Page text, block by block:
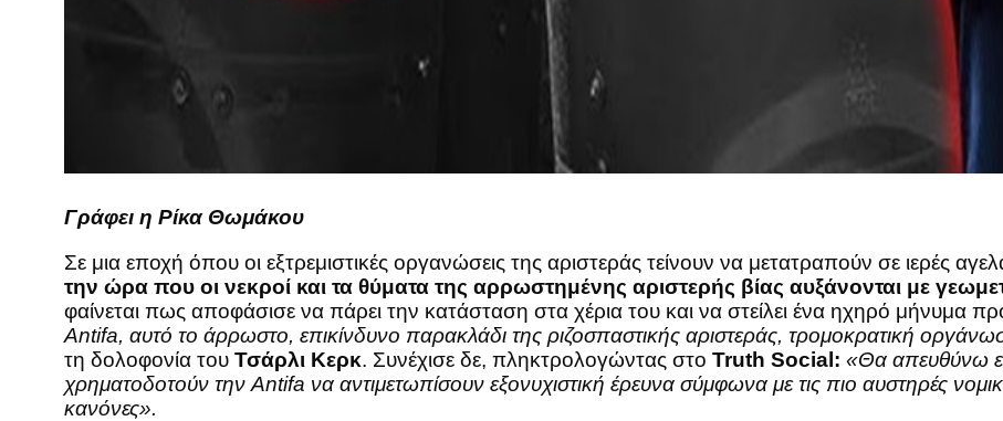
Γράφει η Ρίκα Θωμάκου
Σε μια εποχή όπου οι εξτρεμιστικές οργανώσεις της αριστεράς τείνουν να μετατραπούν σε ιερές
την ώρα που οι νεκροί και τα θύματα της αρρωστημένης αριστερής βίας αυξάνονται με
φαίνεται πως αποφάσισε να πάρει την κατάσταση στα χέρια του και να στείλει ένα ηχηρό μήνυμα
Antifa, αυτό το άρρωστο, επικίνδυνο παρακλάδι της ριζοσπαστικής αριστεράς, τρομοκρατική
τη δολοφονία του Τσάρλι Κερκ. Συνέχισε δε, πληκτρολογώντας στο Truth Social: «Θα απευθύνω
χρηματοδοτούν την Antifa να αντιμετωπίσουν εξονυχιστική έρευνα σύμφωνα με τις πιο αυστηρές
κανόνες».